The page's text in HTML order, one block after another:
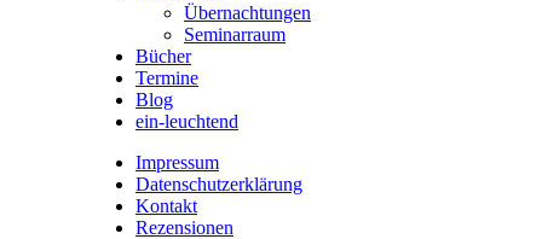
Übernachtungen
Seminarraum
Bücher
Termine
Blog
ein-leuchtend
Impressum
Datenschutzerklärung
Kontakt
Rezensionen